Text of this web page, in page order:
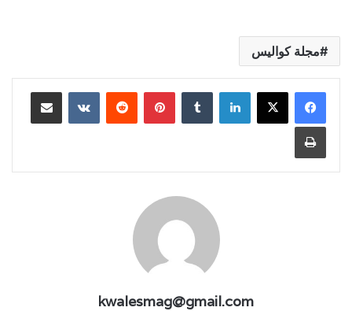
مجلة كواليس
لينكدإن بينتيريست مشاركة عبر البريد
طباعة
kwalesmag@gmail.com